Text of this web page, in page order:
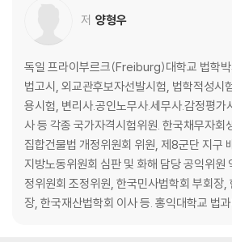
제4장 다수당사자의 채권관계 - 수인의 채권
제5장 채권양도와 채무인수
제6장 채권의 소멸
제4편 채권각론
제1장 계약총론
제2장 각종의 계약
제3장 사무관리
제4장 부당이득
제5장 불법행위
제5편 친족상속법
저 양형우
독일 프라이부르크(Freiburg)대학교 법학박
법고시, 외교관후보자선발시험, 법학적성
용시험, 변리사.공인노무사.세무사.감정평가
사 등 각종 국가자격시험위원. 한국채무자회
집합건물법 개정위원회 위원, 제8군단 지구
지방노동위원회 심판 및 화해 담당 공익위원
정위원회 조정위원, 한국민사법학회 부회장,
장, 한국재산법학회 이사 등. 홍익대학교 법